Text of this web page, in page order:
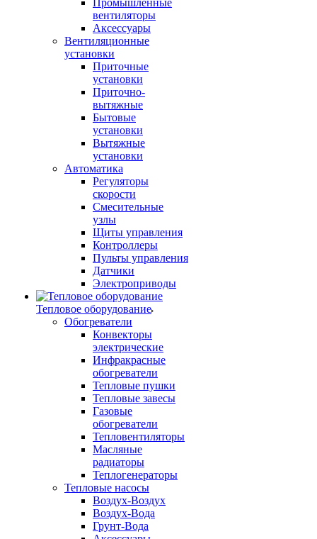
Промышленные
вентиляторы
Аксессуары
Вентиляционные
установки
Приточные
установки
Приточно-
вытяжные
Бытовые
установки
Вытяжные
установки
Автоматика
Регуляторы
скорости
Смесительные
узлы
Щиты управления
Контроллеры
Пульты управления
Датчики
Электроприводы
Тепловое оборудование
Обогреватели
Конвекторы
электрические
Инфракрасные
обогреватели
Тепловые пушки
Тепловые завесы
Газовые
обогреватели
Тепловентиляторы
Масляные
радиаторы
Теплогенераторы
Тепловые насосы
Воздух-Воздух
Воздух-Вода
Грунт-Вода